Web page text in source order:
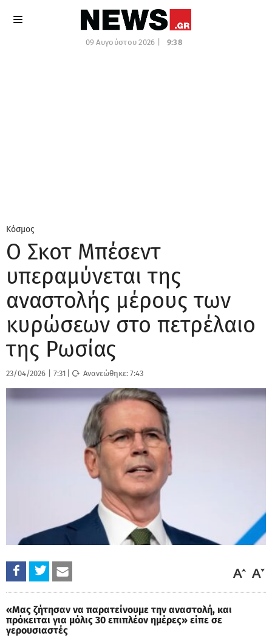
09 Αυγούστου 2026 | 9:38
Κόσμος
Ο Σκοτ Μπέσεντ
υπεραμύνεται της
αναστολής μέρους των
κυρώσεων στο πετρέλαιο
της Ρωσίας
23/04/2026 7:31 Ανανεώθηκε:7:43
«Μας ζήτησαν να παρατείνουμε την αναστολή, και
πρόκειται για μόλις 30 επιπλέον ημέρες» είπε σε
γερουσιαστές